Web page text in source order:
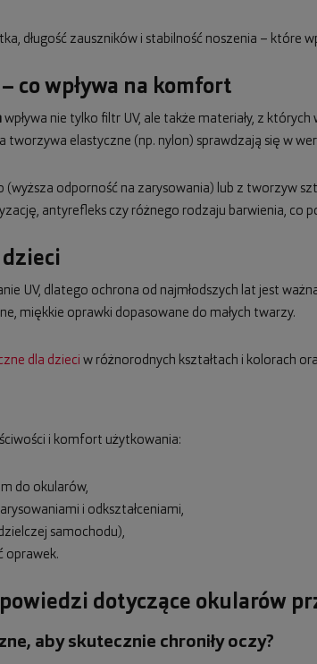
długość zauszników i stabilność noszenia – które
co wpływa na komfort
wpływa nie tylko filtr UV, ale także materiały, z
tworzywa elastyczne (np. nylon) sprawdzają się w
(wyższa odporność na zarysowania) lub z tworzyw
antyrefleks czy różnego rodzaju barwienia, co
UV, dlatego ochrona od najmłodszych lat jest
miękkie oprawki dopasowane do małych twarzy.
dla dzieci w różnorodnych kształtach i kolorach
i komfort użytkowania:
do okularów,
i odkształceniami,
samochodu),
oprawek.
dotyczące okularów
aby skutecznie chroniły oczy?